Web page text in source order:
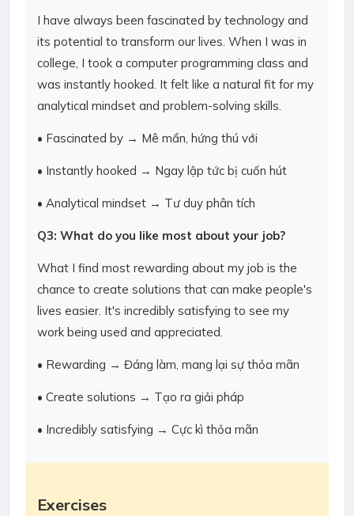
I have always been fascinated by technology and
its potential to transform our lives. When I was in
college, I took a computer programming class and
was instantly hooked. It felt like a natural fit for my
analytical mindset and problem-solving skills.
• Fascinated by → Mê mẩn, hứng thú với
• Instantly hooked → Ngay lập tức bị cuốn hút
• Analytical mindset → Tư duy phân tích
Q3: What do you like most about your job?
What I find most rewarding about my job is the
chance to create solutions that can make people's
lives easier. It's incredibly satisfying to see my
work being used and appreciated.
• Rewarding → Đáng làm, mang lại sự thỏa mãn
• Create solutions → Tạo ra giải pháp
• Incredibly satisfying → Cực kì thỏa mãn
Exercises